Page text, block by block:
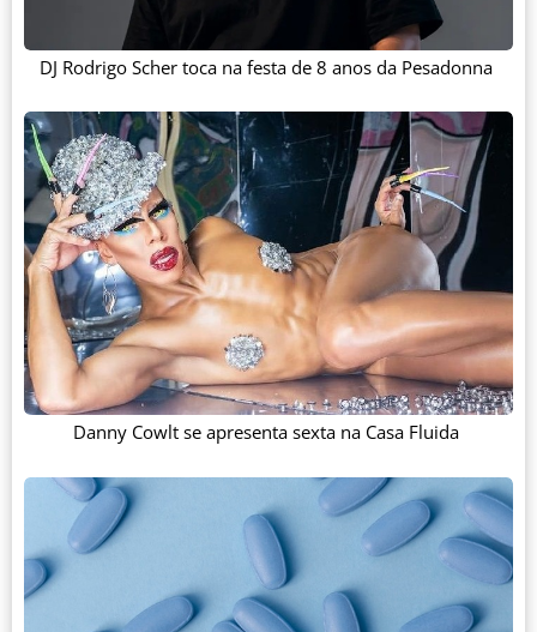
DJ Rodrigo Scher toca na festa de 8 anos da Pesadonna
Danny Cowlt se apresenta sexta na Casa Fluida